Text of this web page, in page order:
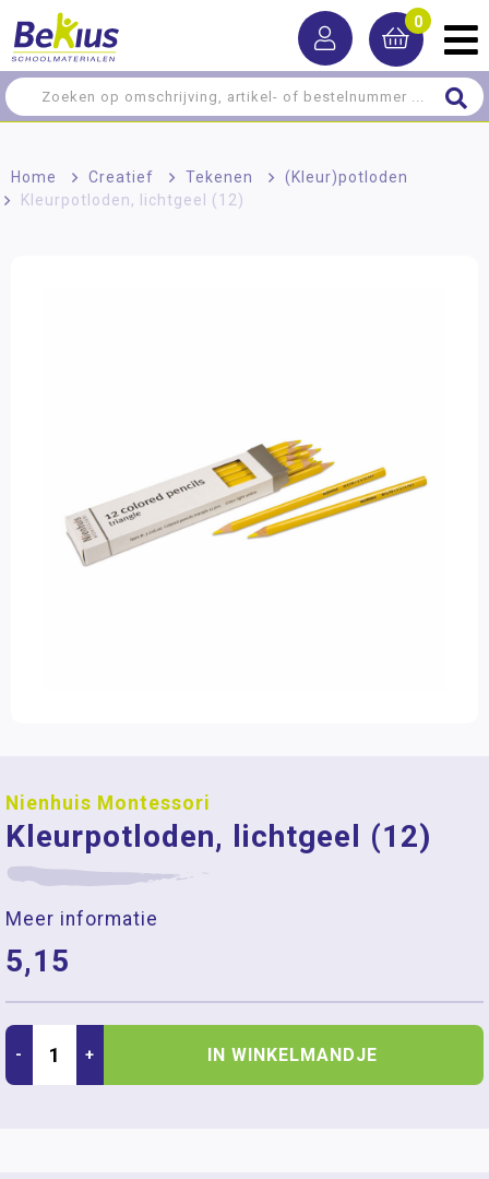
0
Home > Creatief > Tekenen > (Kleur)potloden
Kleurpotloden, lichtgeel (12)
Nienhuis Montessori
Kleurpotloden, lichtgeel (12)
Meer informatie
5,15
- + IN WINKELMANDJE